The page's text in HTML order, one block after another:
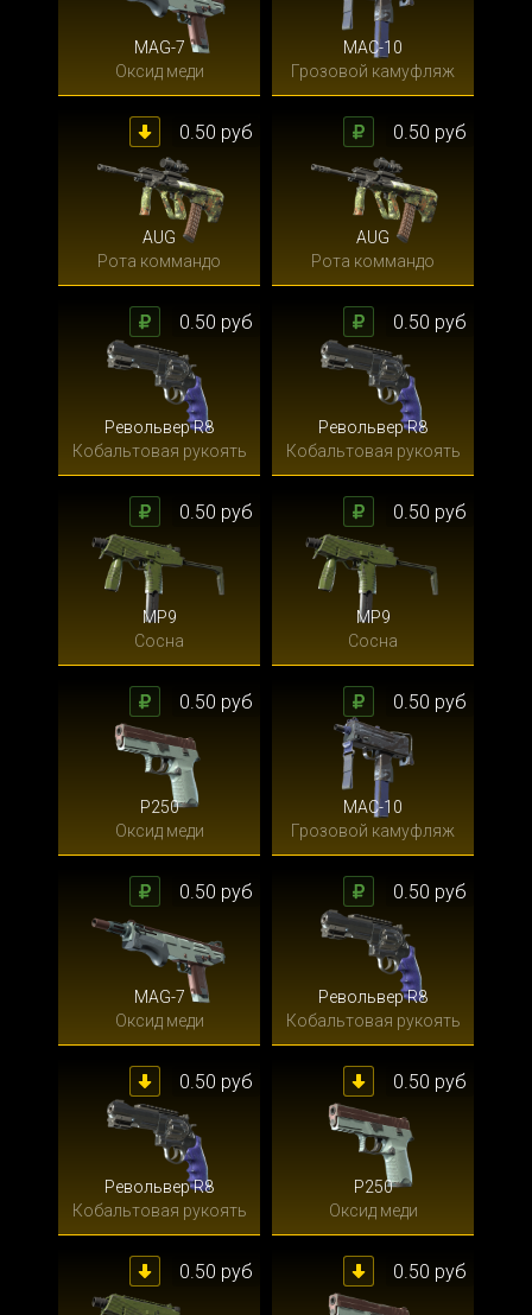
MAG-7
Оксид меди
MAC-10
Грозовой камуфляж
AUG
Рота коммандо
0.50 руб
AUG
Рота коммандо
0.50 руб
Револьвер R8
Кобальтовая рукоять
0.50 руб
Револьвер R8
Кобальтовая рукоять
0.50 руб
MP9
Сосна
0.50 руб
MP9
Сосна
0.50 руб
P250
Оксид меди
0.50 руб
MAC-10
Грозовой камуфляж
0.50 руб
MAG-7
Оксид меди
0.50 руб
Револьвер R8
Кобальтовая рукоять
0.50 руб
Револьвер R8
Кобальтовая рукоять
0.50 руб
P250
Оксид меди
0.50 руб
0.50 руб 0.50 руб